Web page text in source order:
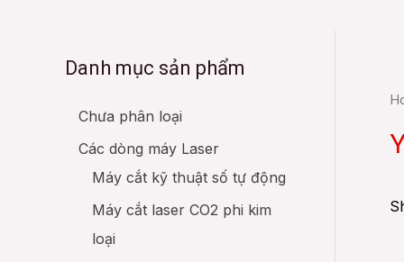
Máy
Máy
Máy
Danh mục sản phẩm
Chưa phân loại
Các dòng máy Laser
Máy cắt kỹ thuật số tự động
Máy cắt laser CO2 phi kim
loại